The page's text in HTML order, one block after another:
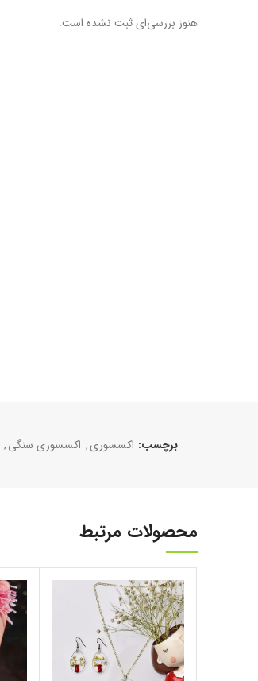
هنوز بررسی‌ای ثبت نشده است.
برچسب: اکسسوری, اکسسوری سنگی,
محصولات مرتبط